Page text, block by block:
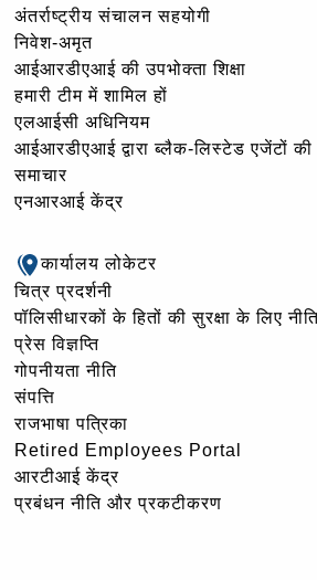
अंतर्राष्ट्रीय संचालन सहयोगी
निवेश-अमृत
आईआरडीएआई की उपभोक्ता शिक्षा
हमारी टीम में शामिल हों
एलआईसी अधिनियम
आईआरडीएआई द्वारा ब्लैक-लिस्टेड एजेंटों की
समाचार
एनआरआई केंद्र
कार्यालय लोकेटर
चित्र प्रदर्शनी
पॉलिसीधारकों के हितों की सुरक्षा के लिए
प्रेस विज्ञप्ति
गोपनीयता नीति
संपत्ति
राजभाषा पत्रिका
Retired Employees Portal
आरटीआई केंद्र
प्रबंधन नीति और प्रकटीकरण